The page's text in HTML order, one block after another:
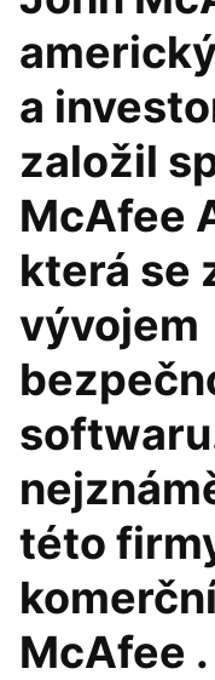
a
založil
McAfee
která se
vývojem
této
McAfee .